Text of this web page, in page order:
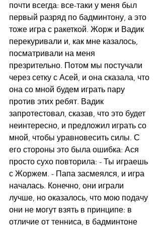
почти всегда: все-таки у меня был
первый разряд по бадминтону, а это
тоже игра с ракеткой. Жорж и Вадик
перекуривали и, как мне казалось,
посматривали на меня
презрительно. Потом мы постучали
через сетку с Асей, и она сказала, что
она со мной будем играть пару
против этих ребят. Вадик
запротестовал, сказав, что это будет
неинтересно, и предложил играть со
мной, чтобы уравновесить силы. С
его стороны это была ошибка: Ася
просто сухо повторила: - Ты играешь
с Жоржем. - Папа засмеялся, и игра
началась. Конечно, они играли
лучше, но оказалось, что мою подачу
они не могут взять в принципе: в
отличие от тенниса, в бадминтоне